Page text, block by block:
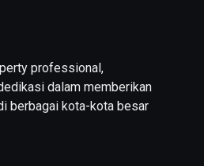
professional,
dalam memberikan
berbagai kota-kota besar